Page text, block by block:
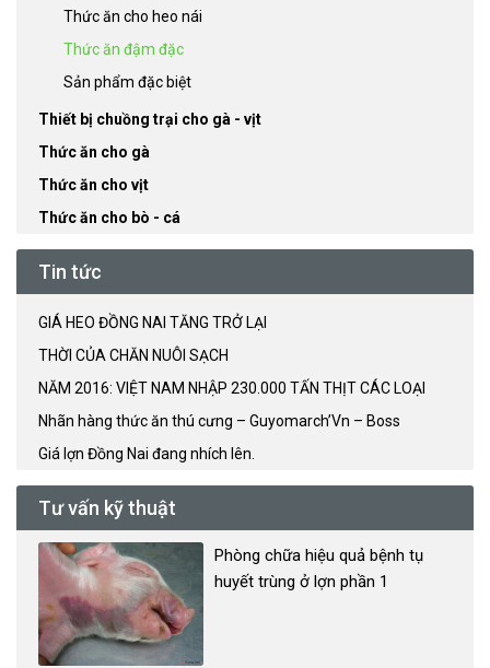
Thức ăn cho heo nái
Thức ăn đậm đặc
Sản phẩm đặc biệt
Thiết bị chuồng trại cho gà - vịt
Thức ăn cho gà
Thức ăn cho vịt
Thức ăn cho bò - cá
Tin tức
GIÁ HEO ĐỒNG NAI TĂNG TRỞ LẠI
THỜI CỦA CHĂN NUÔI SẠCH
NĂM 2016: VIỆT NAM NHẬP 230.000 TẤN THỊT CÁC LOẠI
Nhãn hàng thức ăn thú cưng – Guyomarch’Vn – Boss
Giá lợn Đồng Nai đang nhích lên.
Tư vấn kỹ thuật
Phòng chữa hiệu quả bệnh tụ
huyết trùng ở lợn phần 1